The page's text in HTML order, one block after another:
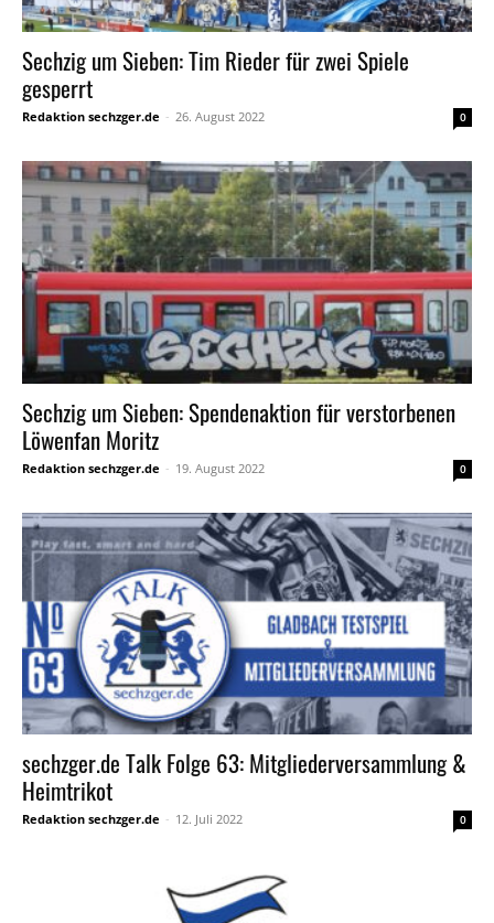
Sechzig um Sieben: Tim Rieder für zwei Spiele
gesperrt
Redaktion sechzger.de - 26. August 2022 0
Sechzig um Sieben: Spendenaktion für verstorbenen
Löwenfan Moritz
Redaktion sechzger.de - 19. August 2022 0
sechzger.de Talk Folge 63: Mitgliederversammlung &
Heimtrikot
Redaktion sechzger.de - 12. Juli 2022 0